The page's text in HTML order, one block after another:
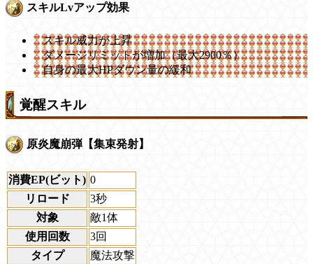
スキルLvアップ効果
スキル威力が上昇
ダメージリミットが増加（最大2900％）
自身の最大HPダウン量の緩和
覚醒スキル
原炎魔崩弾【集束発射】
消費EP(ビット) 0
リロード
3秒
対象
敵1体
使用回数
3回
タイプ
魔法攻撃